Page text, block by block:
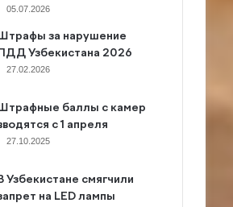
05.07.2026
за нарушение
Узбекистана 2026
27.02.2026
баллы с камер
с 1 апреля
27.10.2025
Узбекистане смягчили
на LED лампы